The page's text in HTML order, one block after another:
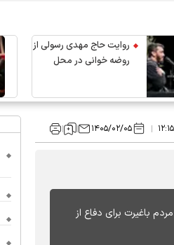
روایت حاج مهدی رسولی از
روضه خوانی در محل
۱۲:۱۵ ۱۴۰۵/۰۲/۰۵
از ۳۰ میلیون نفر عبور کرد و امروز سوم اردیبهشت‌ماه ارتش ۳۰ میلیونی مردم باغیرت برای دفاع از